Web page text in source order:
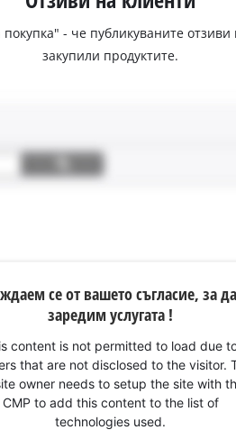
- че публикуваните
закупили продуктите.
се от вашето съгласие, за да
заредим услугата !
content is not permitted to load due
that are not disclosed to the visitor.
owner needs to setup the site with
CMP to add this content to the list of
technologies used.